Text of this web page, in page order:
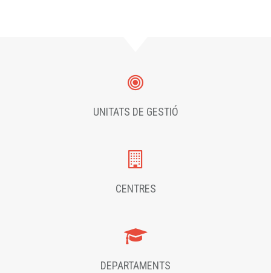
UNITATS DE GESTIÓ
CENTRES
DEPARTAMENTS